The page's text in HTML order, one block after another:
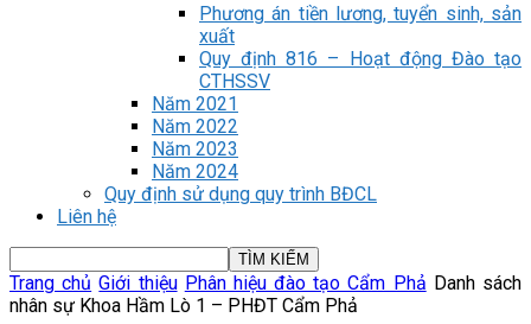
Phương án tiền lương, tuyển sinh, sản
xuất
Quy định 816 – Hoạt động Đào tạo
CTHSSV
Năm 2021
Năm 2022
Năm 2023
Năm 2024
Quy định sử dụng quy trình BĐCL
Liên hệ
Trang chủ Giới thiệu Phân hiệu đào tạo Cẩm Phả Danh sách
nhân sự Khoa Hầm Lò 1 – PHĐT Cẩm Phả